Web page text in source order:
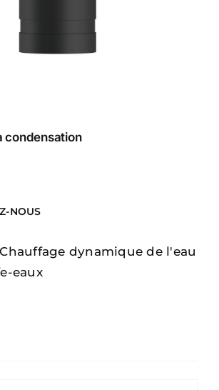
condensation
NOUS
Chauffage dynamique de l'eau
eaux